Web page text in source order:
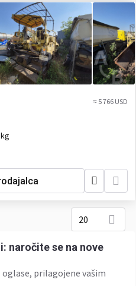
≈ 5 766 USD
20
naročite se na nove
prilagojene vašim